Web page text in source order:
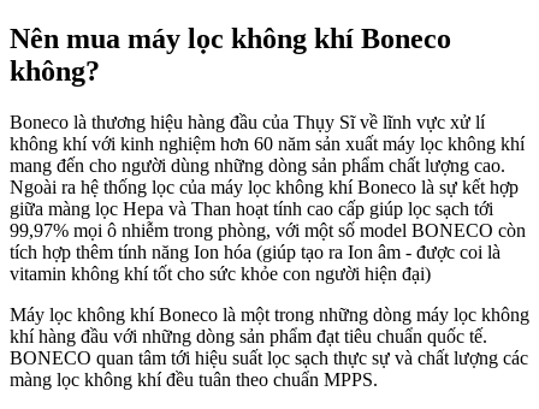
Nên mua máy lọc không khí Boneco
không?
Boneco là thương hiệu hàng đầu của Thụy Sĩ về lĩnh vực xử lí
không khí với kinh nghiệm hơn 60 năm sản xuất máy lọc không khí
mang đến cho người dùng những dòng sản phẩm chất lượng cao.
Ngoài ra hệ thống lọc của máy lọc không khí Boneco là sự kết hợp
giữa màng lọc Hepa và Than hoạt tính cao cấp giúp lọc sạch tới
99,97% mọi ô nhiễm trong phòng, với một số model BONECO còn
tích hợp thêm tính năng Ion hóa (giúp tạo ra Ion âm - được coi là
vitamin không khí tốt cho sức khỏe con người hiện đại)
Máy lọc không khí Boneco là một trong những dòng máy lọc không
khí hàng đầu với những dòng sản phẩm đạt tiêu chuẩn quốc tế.
BONECO quan tâm tới hiệu suất lọc sạch thực sự và chất lượng các
màng lọc không khí đều tuân theo chuẩn MPPS.